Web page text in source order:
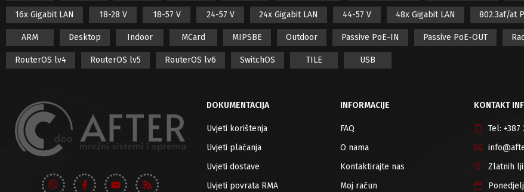
16x Gigabit LAN 18-28 V 18-57 V 24-57 V 24x Gigabit LAN 44-57 V 48x Gigabit LAN 802.3af/at
ARM Desktop Indoor MCard MIPSBE Outdoor Passive PoE-IN Passive PoE-OUT
RouterOS lv4 RouterOS lv5 RouterOS lv6 SwitchOS TILE USB
DOKUMENTACIJA
Uvjeti korištenja
Uvjeti plaćanja
Uvjeti dostave
Uvjeti povrata RMA
INFORMACIJE
FAQ
O nama
Kontaktirajte nas
Moj račun
KONTAKT
Tel: +387
Zlatnih